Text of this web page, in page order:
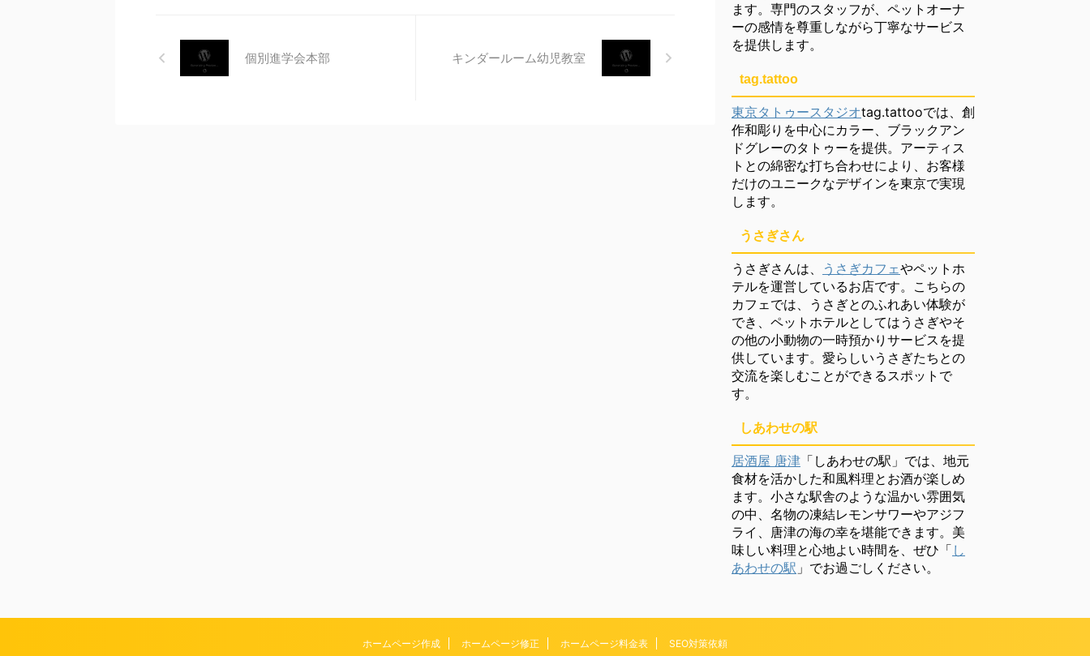
個別進学会本部 キンダールーム幼児教室
ます。専門のスタッフが、ペットオーナ
ーの感情を尊重しながら丁寧なサービス
を提供します。
tag.tattoo
東京タトゥースタジオtag.tattooでは、創
作和彫りを中心にカラー、ブラックアン
ドグレーのタトゥーを提供。アーティス
トとの綿密な打ち合わせにより、お客様
だけのユニークなデザインを東京で実現
します。
うさぎさん
うさぎさんは、 うさぎカフェやペットホ
テルを運営しているお店です。こちらの
カフェでは、うさぎとのふれあい体験が
でき、ペットホテルとしてはうさぎやそ
の他の小動物の一時預かりサービスを提
供しています。愛らしいうさぎたちとの
交流を楽しむことができるスポットで
す。
しあわせの駅
居酒屋 唐津 「しあわせの駅」では、地元
食材を活かした和風料理とお酒が楽しめ
ます。小さな駅舎のような温かい雰囲気
の中、名物の凍結レモンサワーやアジフ
ライ、唐津の海の幸を堪能できます。美
味しい料理と心地よい時間を、ぜひ「 し
あわせの駅 」でお過ごしください。
ホームページ作成 ホームページ修正 ホームページ料金表 SEO対策依頼